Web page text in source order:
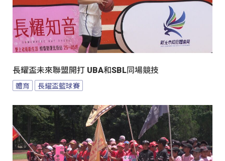
長耀盃未來聯盟開打 UBA和SBL同場競技
體育 長耀盃籃球賽